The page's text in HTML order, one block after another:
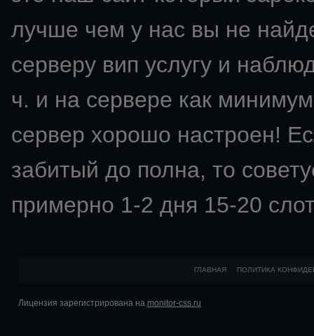
лучше чем у нас вы не
серверу вип услугу и
ч. и на сервере как
сервер хорошо настроен!
забитый до полна, то
примерно 1-2 дня 15-20
ГЛАВНАЯ ПОЛИТИКА
Лицензия зарегистрирована на monitor-css.ru